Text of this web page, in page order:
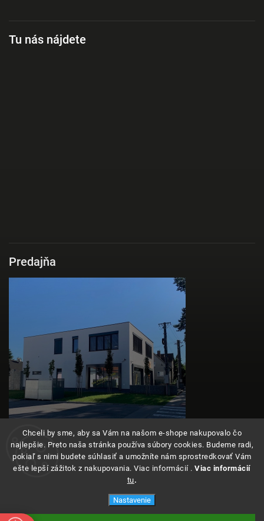
Chceli by sme, aby sa Vám na našom e-shope nakupovalo čo
najlepšie. Preto naša stránka používa súbory cookies. Budeme radi,
pokiaľ s nimi budete súhlasiť a umožníte nám sprostredkovať Vám
ešte lepší zážitok z nakupovania. Viac informácií .Viac informácií
tu.
Nastavenie
Tu nás nájdete
Predajňa
Angeleyes. Všetky práva vyhradené.